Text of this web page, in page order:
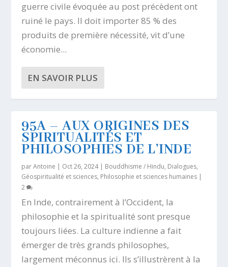
guerre civile évoquée au post précèdent ont
ruiné le pays. Il doit importer 85 % des
produits de première nécessité, vit d’une
économie...
EN SAVOIR PLUS
95A – AUX ORIGINES DES
SPIRITUALITÉS ET
PHILOSOPHIES DE L’INDE
parAntoine | Oct 26, 2024| Bouddhisme / Hindu, Dialogues,
Géospiritualité et sciences, Philosophie et sciences humaines |
2
En Inde, contrairement à l’Occident, la
philosophie et la spiritualité sont presque
toujours liées. La culture indienne a fait
émerger de très grands philosophes,
largement méconnus ici. Ils s’illustrèrent à la